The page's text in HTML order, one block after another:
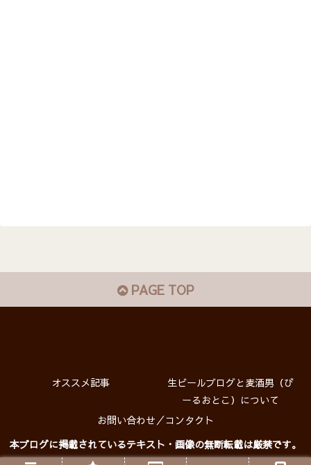
PAGE TOP
オススメ記事
生ビールブログと麦酒男（び
ーるおとこ）について
お問い合わせ／コンタクト
本ブログに掲載されているテキスト・画像の無断転載は厳禁です。
プライバシーポリシー